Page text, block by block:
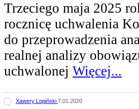
Trzeciego maja 2025
rocznicę uchwalenia
do przeprowadzenia
realnej analizy
uchwalonej Więcej...
Xawery Lopiński 7.01.2020